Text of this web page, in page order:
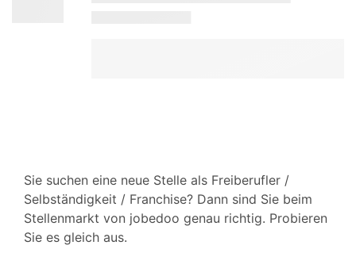
Sie suchen eine neue Stelle als Freiberufler /
Selbständigkeit / Franchise? Dann sind Sie beim
Stellenmarkt von jobedoo genau richtig. Probieren
Sie es gleich aus.